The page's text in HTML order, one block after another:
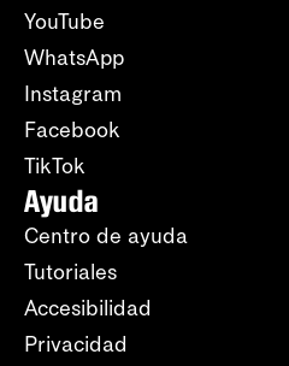
YouTube
WhatsApp
Instagram
Facebook
TikTok
Ayuda
Centro de ayuda
Tutoriales
Accesibilidad
Privacidad